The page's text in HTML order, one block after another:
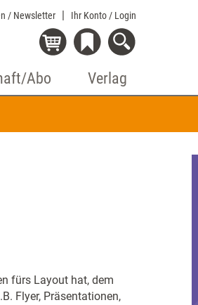
/ Newsletter Ihr Konto / Login
Abo Verlag
fürs Layout hat, dem
Flyer, Präsentationen,